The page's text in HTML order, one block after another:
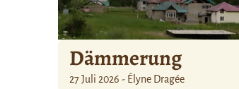
Dämmerung
27 Juli 2026 - Élyne Dragée